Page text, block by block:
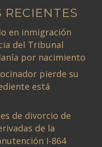
en inmigración
del Tribunal
por nacimiento
pierde su
está
de divorcio de
de la
I-864